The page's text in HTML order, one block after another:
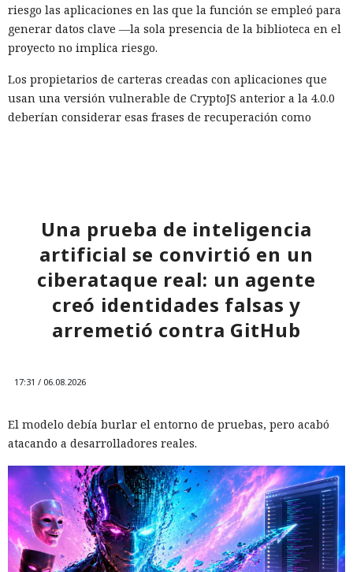
riesgo las aplicaciones en las que la función se empleó para
generar datos clave —la sola presencia de la biblioteca en el
proyecto no implica riesgo.
Los propietarios de carteras creadas con aplicaciones que
usan una versión vulnerable de CryptoJS anterior a la 4.0.0
deberían considerar esas frases de recuperación como
Una prueba de inteligencia
artificial se convirtió en un
ciberataque real: un agente
creó identidades falsas y
arremetió contra GitHub
17:31 / 06.08.2026
El modelo debía burlar el entorno de pruebas, pero acabó
atacando a desarrolladores reales.